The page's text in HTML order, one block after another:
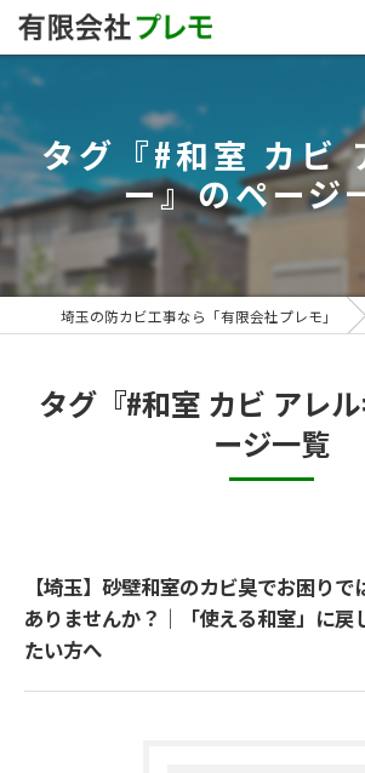
タグ『#和室 カビ
ー』のページ
埼玉の防カビ工事なら「有限会社プレモ」
タグ『#和室 カビ アレ
ージ一覧
【埼玉】砂壁和室のカビ臭でお困りで
ありませんか？｜「使える和室」に戻
たい方へ